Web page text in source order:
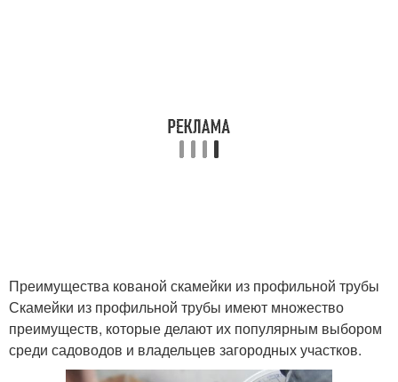
Преимущества кованой скамейки из профильной трубы
Скамейки из профильной трубы имеют множество
преимуществ, которые делают их популярным выбором
среди садоводов и владельцев загородных участков.